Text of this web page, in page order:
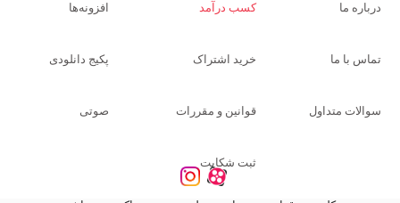
درباره ما
تماس با ما
سوالات متداول
کسب درآمد
خرید اشتراک
قوانین و مقررات
ثبت شکایت
افزونه‌ها
پکیج دانلودی
صوتی